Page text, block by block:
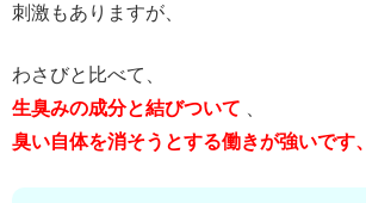
刺激もありますが、
わさびと比べて、
生臭みの成分と結びついて
臭い自体を消そうとする働きが強いです、